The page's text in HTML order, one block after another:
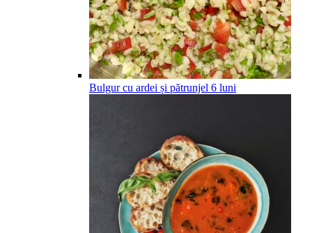
Bulgur cu ardei și pătrunjel 6 luni